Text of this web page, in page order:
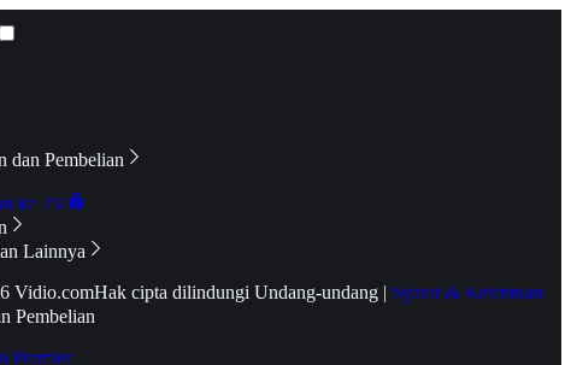
dan Pembelian
ke TV
Lainnya
Vidio.comHak cipta dilindungi Undang-undang | Syarat & Ketentuan
Pembelian
Premier